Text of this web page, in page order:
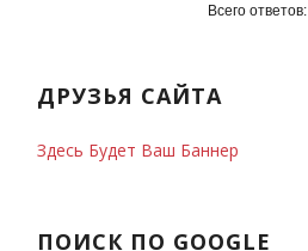
Всего ответов:
ДРУЗЬЯ САЙТА
Здесь Будет Ваш Баннер
ПОИСК ПО GOOGLE